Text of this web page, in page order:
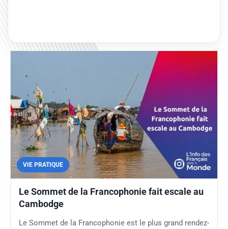
VIE PRATIQUE
Le Sommet de la Francophonie fait escale au
Cambodge
Le Sommet de la Francophonie est le plus grand rendez-